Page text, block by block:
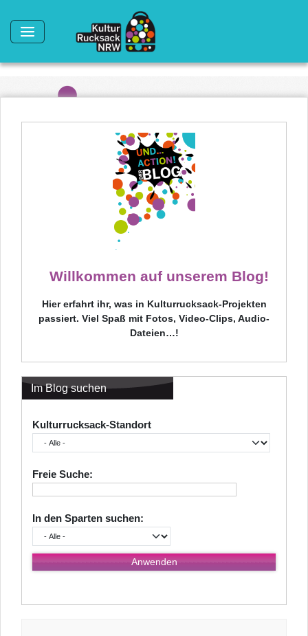
Willkommen auf unserem Blog!
Hier erfahrt ihr, was in Kulturrucksack-Projekten
passiert. Viel Spaß mit Fotos, Video-Clips, Audio-
Dateien…!
Im Blog suchen
Kulturrucksack-Standort
Freie Suche:
In den Sparten suchen: